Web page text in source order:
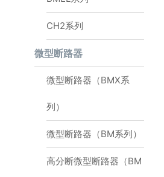
CH2系列
微型断路器
微型断路器（BMX系
列）
微型断路器（BM系列）
高分断微型断路器（BM